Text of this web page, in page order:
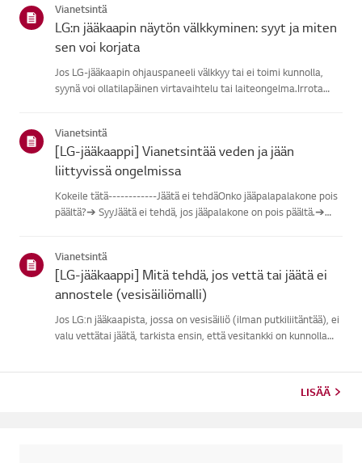
Vianetsintä
LG:n jääkaapin näytön välkkyminen: syyt ja miten
sen voi korjata
Jos LG-jääkaapin ohjauspaneeli välkkyy tai ei toimi kunnolla,
syynä voi ollatilapäinen virtavaihtelu tai laiteongelma.Irrota
Vianetsintä
[LG-jääkaappi] Vianetsintää veden ja jään
liittyvissä ongelmissa
Kokeile tätä------------Jäätä ei tehdäOnko jääpalapalakone pois
päältä?➔ SyyJäätä ei tehdä, jos jääpalakone on pois päältä.➔
Vianetsintä
[LG-jääkaappi] Mitä tehdä, jos vettä tai jäätä ei
annostele (vesisäiliömalli)
Jos LG:n jääkaapista, jossa on vesisäiliö (ilman putkiliitäntää), ei
valu vettätai jäätä, tarkista ensin, että vesitankki on kunnolla
LISÄÄ